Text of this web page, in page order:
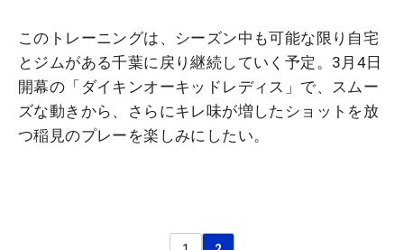
このトレーニングは、シーズン中も可能な限り自宅
とジムがある千葉に戻り継続していく予定。3月4日
開幕の「ダイキンオーキッドレディス」で、スムー
ズな動きから、さらにキレ味が増したショットを放
つ稲見のプレーを楽しみにしたい。